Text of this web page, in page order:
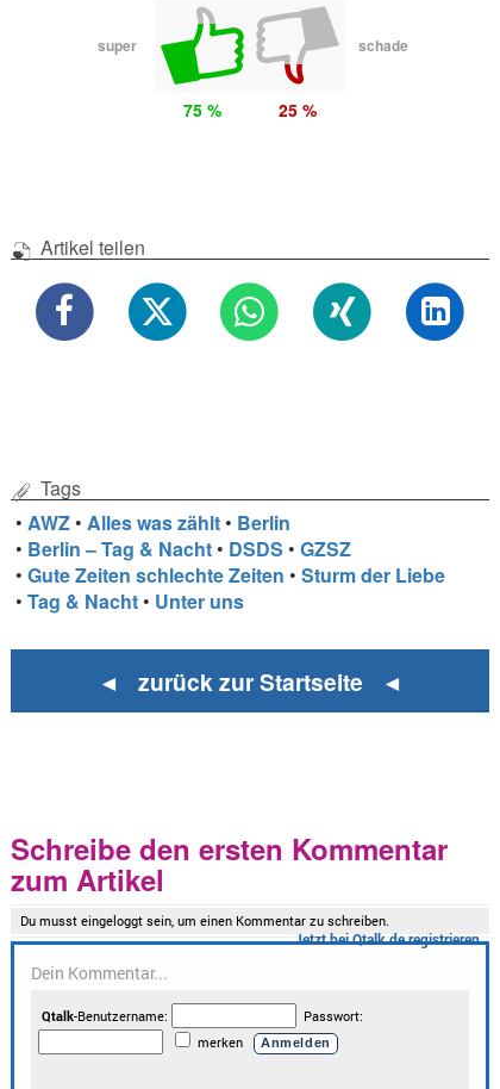
super schade
75 % 25 %
Artikel teilen
Tags
•AWZ •Alles was zählt • Berlin
• Berlin – Tag & Nacht • DSDS •GZSZ
•Gute Zeiten schlechte Zeiten •Sturm der Liebe
•Tag & Nacht • Unter uns
◄ zurück zur Startseite ◄
Schreibe den ersten Kommentar
zum Artikel